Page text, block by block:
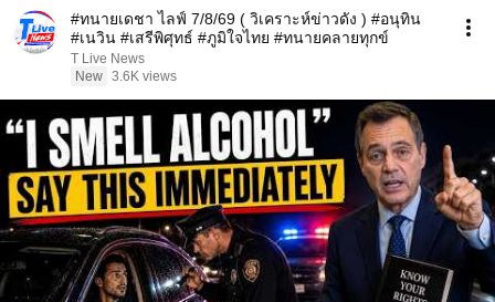
#ทนายเดชา ไลฟ์ 7/8/69 ( วิเคราะห์ข่าวดัง ) #อนุทิน
#เนวิน #เสรีพิศุทธ์ #ภูมิใจไทย #ทนายคลายทุกข์
T Live News
New 3.6K views